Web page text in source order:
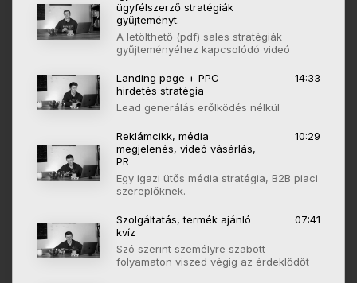
ügyfélszerző stratégiák
gyűjteményt.
A letölthető (pdf) sales stratégiák
gyűjteményéhez kapcsolódó videó
Landing page + PPC
hirdetés stratégia
14:33
Lead generálás erőlködés nélkül
Reklámcikk, média
megjelenés, videó vásárlás,
PR
10:29
Egy igazi ütős média stratégia, B2B piaci
szereplőknek.
Szolgáltatás, termék ajánló
kvíz
07:41
Szó szerint személyre szabott
folyamaton viszed végig az érdeklődőt